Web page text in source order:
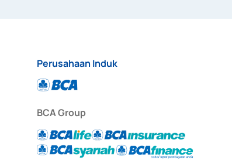
Perusahaan Induk
BCA Group